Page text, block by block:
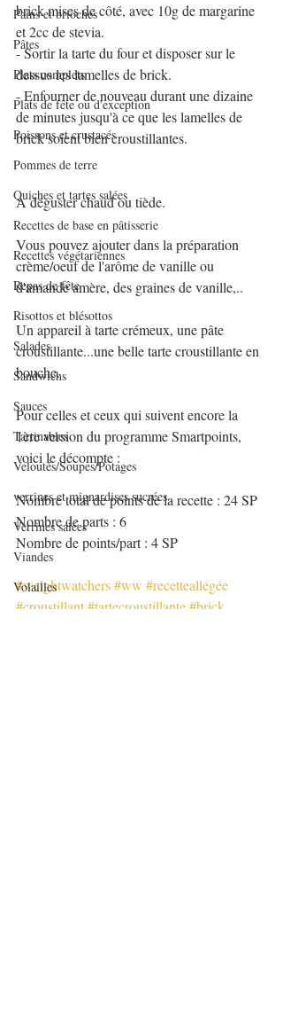
Pains et brioches
Pâtes
Plats complets
Plats de fête ou d'exception
Poissons et crustacés
Pommes de terre
Quiches et tartes salées
Recettes de base en pâtisserie
Recettes végétariennes
Repas de fête
Risottos et blésottos
Salades
Sandwichs
Sauces
Tartinables
Veloutés/Soupes/Potages
verrines et mignardises sucrées
Verrines salées
Viandes
Volailles
brick mises de côté, avec 10g de margarine
et 2cc de stevia.
- Sortir la tarte du four et disposer sur le
dessus les lamelles de brick.
- Enfourner de nouveau durant une dizaine
de minutes jusqu'à ce que les lamelles de
brick soient bien croustillantes.
A déguster chaud ou tiède.
Vous pouvez ajouter dans la préparation
crème/oeuf de l'arôme de vanille ou
d'amande amère, des graines de vanille,..
Un appareil à tarte crémeux, une pâte
croustillante...une belle tarte croustillante en
bouche.
Pour celles et ceux qui suivent encore la
1ère version du programme Smartpoints,
voici le décompte :
Nombre total de points de la recette : 24 SP
Nombre de parts : 6
Nombre de points/part : 4 SP
#weightwatchers#ww #recetteallégée
#croustillant#tartecroustillante#brick